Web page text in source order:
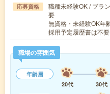
応募資格
職種未経験OK / ブラ
要
無資格・未経験OK
採用予定履歴書は不
職場の雰囲気
年齢層
20代
30代